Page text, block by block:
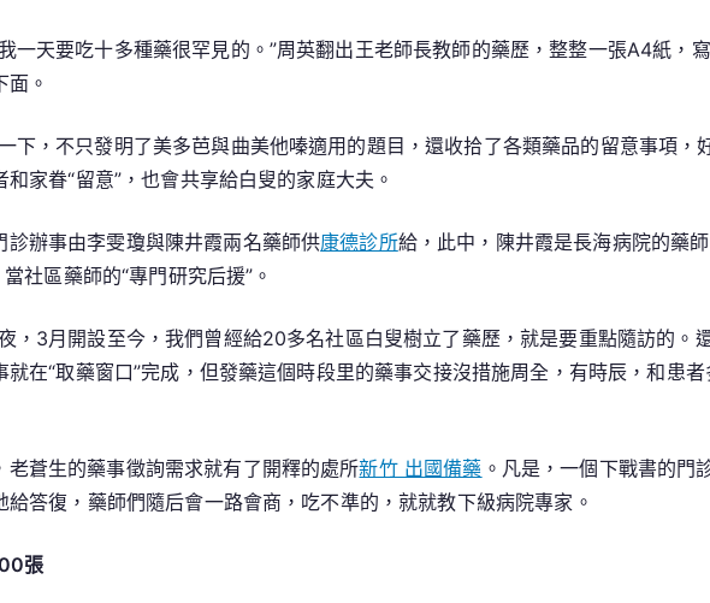
一天要吃十多種藥很罕見的。”周英翻出王老師長教師的藥歷，整整一張A4紙，
。
下，不只發明了美多芭與曲美他嗪適用的題目，還收拾了各類藥品的留意事項，
家眷“留意”，也會共享給白叟的家庭大夫。
診辦事由李雯瓊與陳井霞兩名藥師供康德診所給，此中，陳井霞是長海病院的藥
社區藥師的“專門研究后援”。
，3月開設至今，我們曾經給20多名社區白叟樹立了藥歷，就是要重點隨訪的。
在“取藥窗口”完成，但發藥這個時段里的藥事交接沒措施周全，有時辰，和患
老蒼生的藥事徵詢需求就有了開釋的處所新竹 出國備藥 。凡是，一個下戰書的門
答復，藥師們隨后會一路會商，吃不準的，就就教下級病院專家。
張